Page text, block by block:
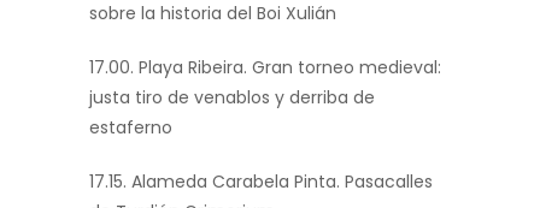
sobre la historia del Boi Xulián
17.00. Playa Ribeira. Gran torneo medieval:
justa tiro de venablos y derriba de
estaferno
17.15. Alameda Carabela Pinta. Pasacalles